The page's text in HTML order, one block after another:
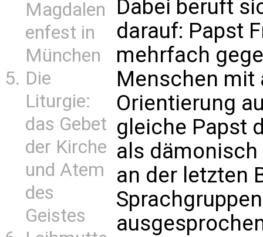
Magdalen
enfest in
München
Die
Liturgie:
das Gebet
der Kirche
und Atem
des
Geistes
Dabei beruft
darauf: Papst
mehrfach
Menschen mit
Orientierung
gleiche Papst
als
an der letzten